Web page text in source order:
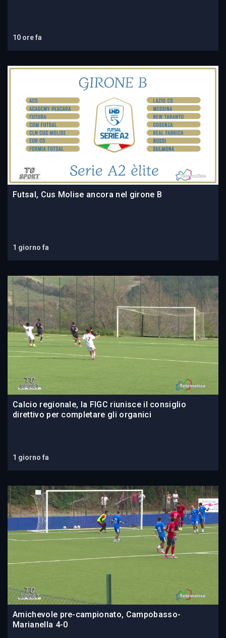
10 ore fa
Futsal, Cus Molise ancora nel girone B
1 giorno fa
Calcio regionale, la FIGC riunisce il consiglio
direttivo per completare gli organici
1 giorno fa
Amichevole pre-campionato, Campobasso-
Marianella 4-0